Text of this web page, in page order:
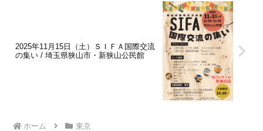
2025年11月15日（土）ＳＩＦＡ国際交流
の集い / 埼玉県狭山市・新狭山公民館
ホーム 東京